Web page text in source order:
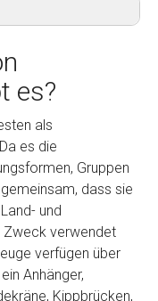
es?
als
es die
Gruppen
dass sie
und
verwendet
verfügen über
Anhänger,
Kippbrücken,